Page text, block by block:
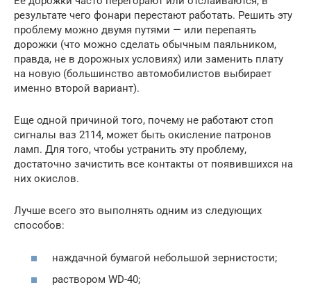
результате чего фонари перестают работать. Решить эту
проблему можно двумя путями — или перепаять
дорожки (что можно сделать обычным паяльником,
правда, не в дорожных условиях) или заменить плату
на новую (большинство автомобилистов выбирает
именно второй вариант).
Еще одной причиной того, почему не работают стоп
сигналы ваз 2114, может быть окисление патронов
ламп. Для того, чтобы устранить эту проблему,
достаточно зачистить все контакты от появившихся на
них окислов.
Лучше всего это выполнять одним из следующих
способов:
наждачной бумагой небольшой зернистости;
раствором WD-40;